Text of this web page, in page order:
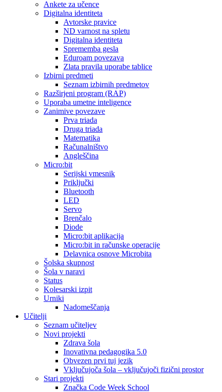
Ankete za učence
Digitalna identiteta
Avtorske pravice
ND varnost na spletu
Digitalna identiteta
Sprememba gesla
Eduroam povezava
Zlata pravila uporabe tablice
Izbirni predmeti
Seznam izbirnih predmetov
Razširjeni program (RAP)
Uporaba umetne inteligence
Zanimive povezave
Prva triada
Druga triada
Matematika
Računalništvo
Angleščina
Micro:bit
Serijski vmesnik
Priključki
Bluetooth
LED
Servo
Brenčalo
Diode
Micro:bit aplikacija
Micro:bit in računske operacije
Delavnica osnove Microbita
Šolska skupnost
Šola v naravi
Status
Kolesarski izpit
Urniki
Nadomeščanja
Učitelji
Seznam učiteljev
Novi projekti
Zdrava šola
Inovativna pedagogika 5.0
Obvezen prvi tuj jezik
Vključujoča šola – vključujoči fizični prostor
Stari projekti
Značka Code Week School